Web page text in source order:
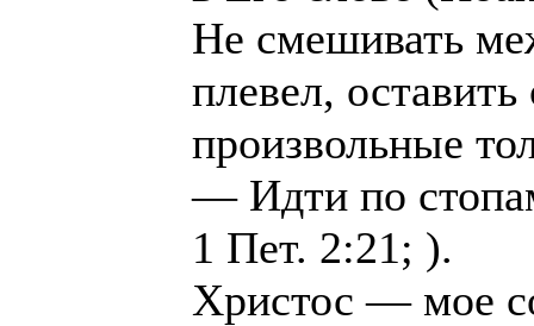
He смешивать
плевел,
произвольные
— Идти по
1 Пет. 2:21; ).
Христос — мое